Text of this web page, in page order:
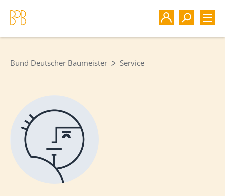
Bund Deutscher Baumeister Service